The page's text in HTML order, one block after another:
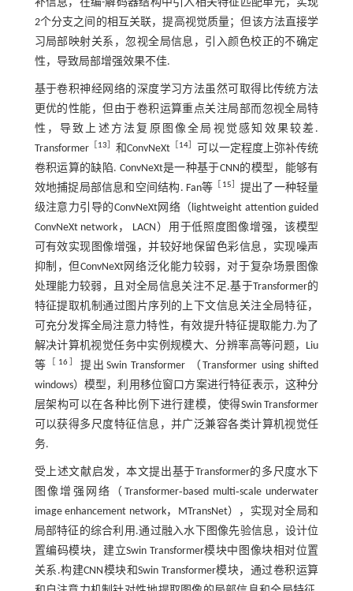
补信息，在编-解码器结构中引入相关特征匹配单元，实现
2个分支之间的相互关联，提高视觉质量；但该方法直接学
习局部映射关系，忽视全局信息，引入颜色校正的不确定
性，导致局部增强效果不佳.
基于卷积神经网络的深度学习方法虽然可取得比传统方法
更优的性能，但由于卷积运算重点关注局部而忽视全局特
性，导致上述方法复原图像全局视觉感知效果较差.
Transformer［ 13 和ConvNeXt［ 14］可以一定程度上弥补传统
卷积运算的缺陷. ConvNeXt是一种基于CNN的模型，能够有
效地捕捉局部信息和空间结构. Fan等
15 ］提出了一种轻量
级注意力引导的ConvNeXt网络（lightweight attention guided
ConvNeXt network， LACN）用于低照度图像增强，该模型
可有效实现图像增强，并较好地保留色彩信息，实现噪声
抑制，但ConvNeXt网络泛化能力较弱，对于复杂场景图像
处理能力较弱，且对全局信息关注不足.基于Transformer的
特征提取机制通过图片序列的上下文信息关注全局特征，
可充分发挥全局注意力特性，有效提升特征提取能力.为了
解决计算机视觉任务中实例规模大、分辨率高等问题，Liu
等
16］ 提出Swin Transformer （Transformer using shifted
windows）模型，利用移位窗口方案进行特征表示，这种分
层架构可以在各种比例下进行建模，使得Swin Transformer
可以获得多尺度特征信息，并广泛兼容各类计算机视觉任
务.
受上述文献启发，本文提出基于Transformer的多尺度水下
图像增强网络（Transformer‑based multi‑scale underwater
image enhancement network，MTransNet），实现对全局和
局部特征的综合利用.通过融入水下图像先验信息，设计位
置编码模块，建立Swin Transformer模块中图像块相对位置
关系.构建CNN模块和Swin Transformer模块，通过卷积运算